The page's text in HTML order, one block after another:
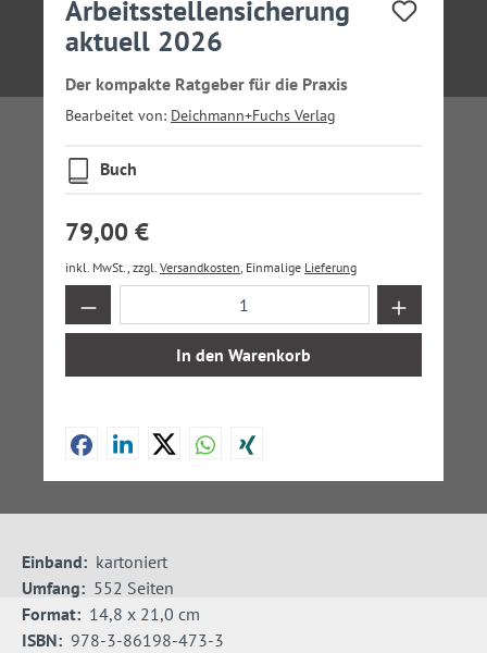
Arbeitsstellensicherung
aktuell 2026
Der kompakte Ratgeber für die Praxis
Bearbeitet von: Deichmann+Fuchs Verlag
Buch
79,00 €
inkl. MwSt., zzgl. Versandkosten, Einmalige Lieferung
Produkt Anzahl: Gib den gewünschten
In den Warenkorb
Einband: kartoniert
Umfang: 552 Seiten
Format: 14,8 x 21,0 cm
ISBN: 978-3-86198-473-3